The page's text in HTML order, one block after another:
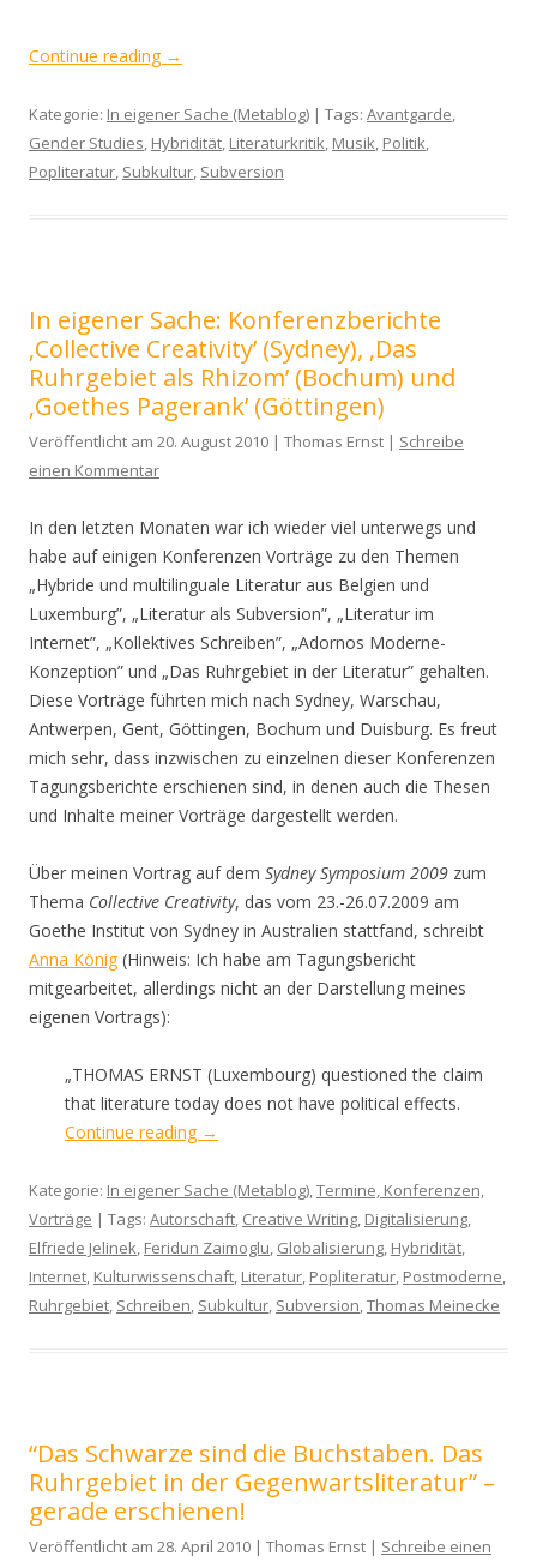
Continue reading →
Kategorie: In eigener Sache (Metablog) | Tags: Avantgarde,
Gender Studies, Hybridität, Literaturkritik, Musik, Politik,
Popliteratur, Subkultur, Subversion
In eigener Sache: Konferenzberichte
‚Collective Creativity’ (Sydney), ‚Das
Ruhrgebiet als Rhizom’ (Bochum) und
‚Goethes Pagerank’ (Göttingen)
Veröffentlicht am 20. August 2010 | Thomas Ernst | Schreibe
einen Kommentar
In den letzten Monaten war ich wieder viel unterwegs und
habe auf einigen Konferenzen Vorträge zu den Themen
„Hybride und multilinguale Literatur aus Belgien und
Luxemburg”, „Literatur als Subversion”, „Literatur im
Internet”, „Kollektives Schreiben”, „Adornos Moderne-
Konzeption” und „Das Ruhrgebiet in der Literatur” gehalten.
Diese Vorträge führten mich nach Sydney, Warschau,
Antwerpen, Gent, Göttingen, Bochum und Duisburg. Es freut
mich sehr, dass inzwischen zu einzelnen dieser Konferenzen
Tagungsberichte erschienen sind, in denen auch die Thesen
und Inhalte meiner Vorträge dargestellt werden.
Über meinen Vortrag auf dem Sydney Symposium 2009 zum
Thema Collective Creativity, das vom 23.-26.07.2009 am
Goethe Institut von Sydney in Australien stattfand, schreibt
Anna König(Hinweis: Ich habe am Tagungsbericht
mitgearbeitet, allerdings nicht an der Darstellung meines
eigenen Vortrags):
„THOMAS ERNST (Luxembourg) questioned the claim
that literature today does not have political effects.
Continue reading →
Kategorie: In eigener Sache (Metablog),Termine, Konferenzen,
Vorträge | Tags: Autorschaft, Creative Writing, Digitalisierung,
Elfriede Jelinek, Feridun Zaimoglu, Globalisierung, Hybridität,
Internet, Kulturwissenschaft, Literatur, Popliteratur, Postmoderne,
Ruhrgebiet, Schreiben, Subkultur, Subversion,Thomas Meinecke
“Das Schwarze sind die Buchstaben. Das
Ruhrgebiet in der Gegenwartsliteratur” –
gerade erschienen!
Veröffentlicht am 28. April 2010 | Thomas Ernst | Schreibe einen